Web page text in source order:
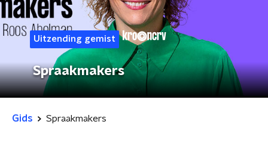
Uitzending gemist
Spraakmakers
Gids Spraakmakers